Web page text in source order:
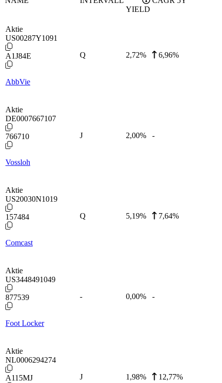
YIELD
Aktie
US00287Y1091
A1J84E
AbbVie
Q 2,72% 6,96%
Aktie
DE0007667107
766710
Vossloh
J 2,00% -
Aktie
US20030N1019
157484
Comcast
Q 5,19% 7,64%
Aktie
US3448491049
877539
Foot Locker
- 0,00% -
Aktie
NL0006294274
A115MJ J 1,98% 12,77%